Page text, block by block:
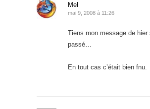
Mel
mai 9, 2008 à 11:26
Tiens mon message de hier
passé…
En tout cas c’était bien fnu.